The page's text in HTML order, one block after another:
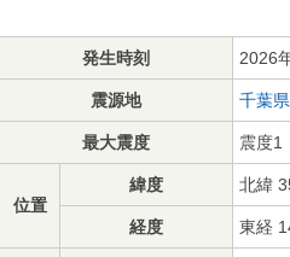
発生時刻 2026
震源地 千葉
最大震度 震度1
位置
緯度 北緯
経度 東経